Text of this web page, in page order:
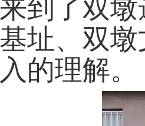
到了双
址、双
的理解。